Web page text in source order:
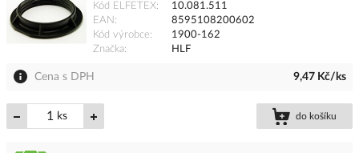
Kód ELFETEX
10.081.511
EAN
8595108200602
Kód výrobce
1900-162
Značka
HLF
Cena s DPH 9,47 Kč/ks
ks do košíku